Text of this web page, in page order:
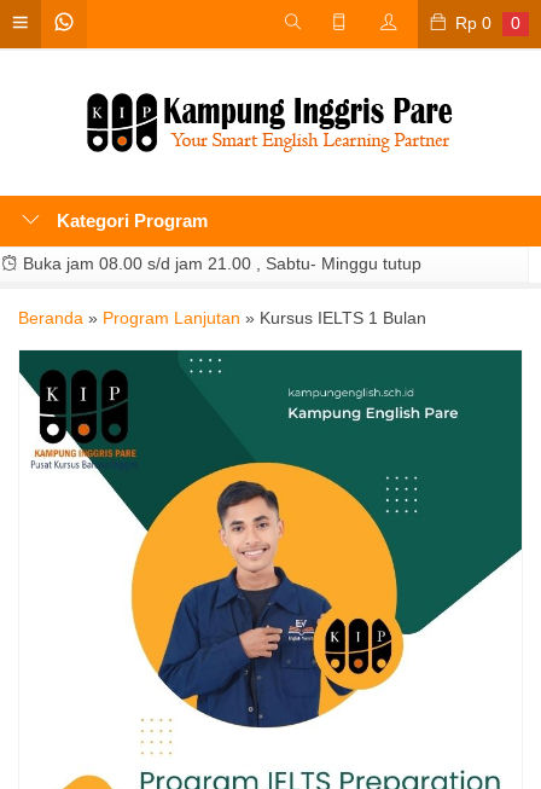
Rp 0 0
Kategori Program
Buka jam 08.00 s/d jam 21.00 , Sabtu- Minggu tutup
Beranda » Program Lanjutan » Kursus IELTS 1 Bulan